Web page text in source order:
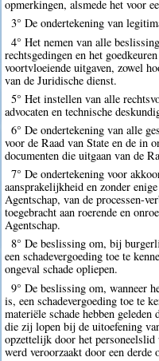
opmerkingen, alsmede het voor
3° De ondertekening van
4° Het nemen van alle
rechtsgedingen en het
voortvloeiende uitgaven, zowel
van de Juridische dienst.
5° Het instellen van alle
advocaten en technische
6° De ondertekening van alle
voor de Raad van State en de in
documenten die uitgaan van de
7° De ondertekening voor
aansprakelijkheid en zonder
Agentschap, van de processen-
toegebracht aan roerende en
Agentschap.
8° De beslissing om, bij
een schadevergoeding toe te
ongeval schade opliepen.
9° De beslissing om, wanneer
is, een schadevergoeding toe te
materiële schade hebben
die zij lopen bij de uitoefening
opzettelijk door het personeelslid
werd veroorzaakt door een